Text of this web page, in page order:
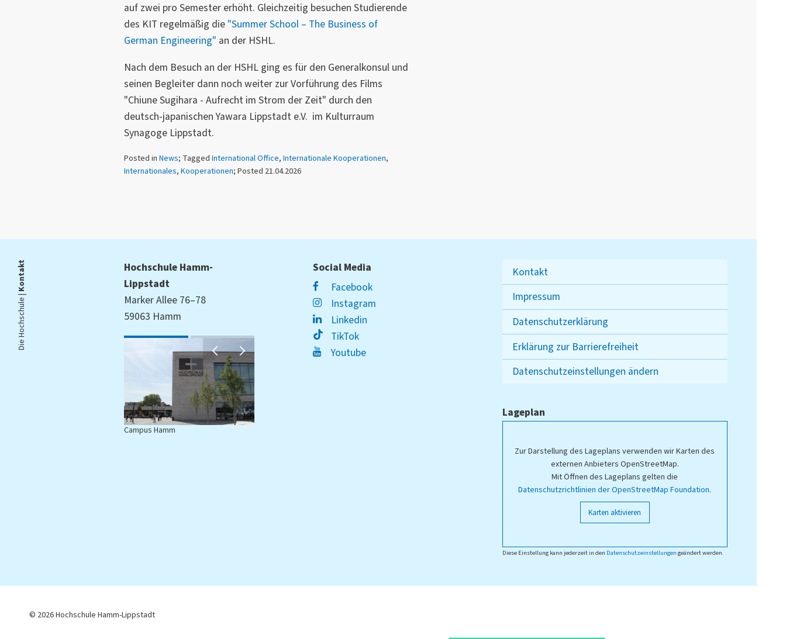
auf zwei pro Semester erhöht. Gleichzeitig besuchen Studierende
des KIT regelmäßig die "Summer School – The Business of
German Engineering" an der HSHL.
Nach dem Besuch an der HSHL ging es für den Generalkonsul und
seinen Begleiter dann noch weiter zur Vorführung des Films
"Chiune Sugihara - Aufrecht im Strom der Zeit" durch den
deutsch-japanischen Yawara Lippstadt e.V. im Kulturraum
Synagoge Lippstadt.
Posted in News; Tagged International Office, Internationale Kooperationen,
Internationales, Kooperationen; Posted 21.04.2026
Die Hochschule |
Kontakt
Hochschule Hamm-
Lippstadt
Marker Allee 76–78
59063 Hamm
Campus Hamm
Social Media
Facebook
Instagram
Linkedin
TikTok
Youtube
Kontakt
Impressum
Datenschutzerklärung
Erklärung zur Barrierefreiheit
Datenschutzeinstellungen ändern
Lageplan
Zur Darstellung des Lageplans verwenden wir Karten des
externen Anbieters OpenStreetMap.
Mit Öffnen des Lageplans gelten die
Datenschutzrichtlinien der OpenStreetMap Foundation.
Karten aktivieren
Diese Einstellung kann jederzeit in den Datenschutzeinstellungen geändert werden.
© 2026 Hochschule Hamm-Lippstadt